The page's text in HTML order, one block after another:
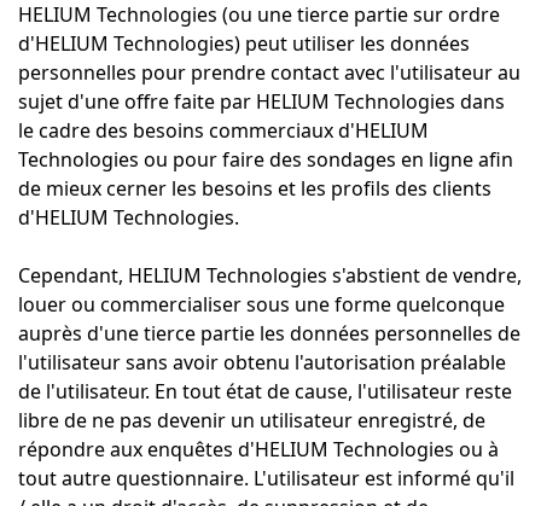
HELIUM Technologies (ou une tierce partie sur ordre
d'HELIUM Technologies) peut utiliser les données
personnelles pour prendre contact avec l'utilisateur au
sujet d'une offre faite par HELIUM Technologies dans
le cadre des besoins commerciaux d'HELIUM
Technologies ou pour faire des sondages en ligne afin
de mieux cerner les besoins et les profils des clients
d'HELIUM Technologies.
Cependant, HELIUM Technologies s'abstient de vendre,
louer ou commercialiser sous une forme quelconque
auprès d'une tierce partie les données personnelles de
l'utilisateur sans avoir obtenu l'autorisation préalable
de l'utilisateur. En tout état de cause, l'utilisateur reste
libre de ne pas devenir un utilisateur enregistré, de
répondre aux enquêtes d'HELIUM Technologies ou à
tout autre questionnaire. L'utilisateur est informé qu'il